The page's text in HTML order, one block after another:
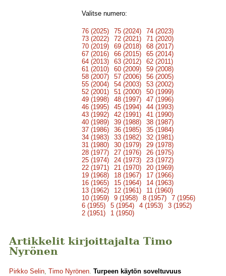
Valitse numero:
76 (2025) 75 (2024)
74 (2023)
73 (2022)
72 (2021)
71 (2020)
70 (2019)
69 (2018)
68 (2017)
67 (2016)
66 (2015)
65 (2014)
64 (2013)
63 (2012)
62 (2011)
61 (2010)
60 (2009)
59 (2008)
58 (2007)
57 (2006)
56 (2005)
55 (2004)
54 (2003)
53 (2002)
52 (2001)
51 (2000)
50 (1999)
49 (1998)
48 (1997)
47 (1996)
46 (1995)
45 (1994)
44 (1993)
43 (1992)
42 (1991)
41 (1990)
40 (1989)
39 (1988)
38 (1987)
37 (1986)
36 (1985)
35 (1984)
34 (1983)
33 (1982)
32 (1981)
31 (1980)
30 (1979)
29 (1978)
28 (1977)
27 (1976)
26 (1975)
25 (1974)
24 (1973)
23 (1972)
22 (1971)
21 (1970)
20 (1969)
19 (1968)
18 (1967)
17 (1966)
16 (1965)
15 (1964)
14 (1963)
13 (1962)
12 (1961)
11 (1960)
10 (1959)
9 (1958) 8 (1957)
7 (1956)
6 (1955)
5 (1954) 4 (1953)
3 (1952)
2 (1951)
1 (1950)
Artikkelit kirjoittajalta Timo
Nyrönen
Pirkko Selin, Timo Nyrönen. Turpeen käytön soveltuvuus